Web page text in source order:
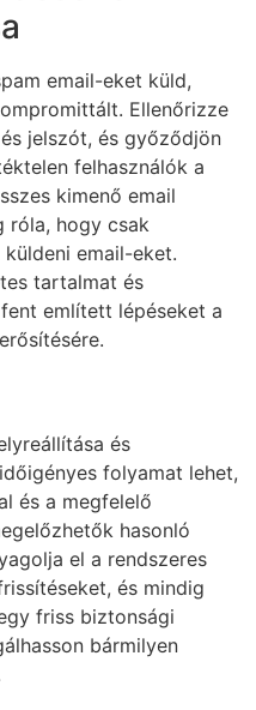
email-eket küld,
Ellenőrizze
jelszót, és győződjön
felhasználók a
kimenő email
róla, hogy csak
email-eket.
tartalmat és
említett lépéseket a
és
folyamat lehet,
és a megfelelő
hasonló
el a rendszeres
és mindig
friss biztonsági
bármilyen